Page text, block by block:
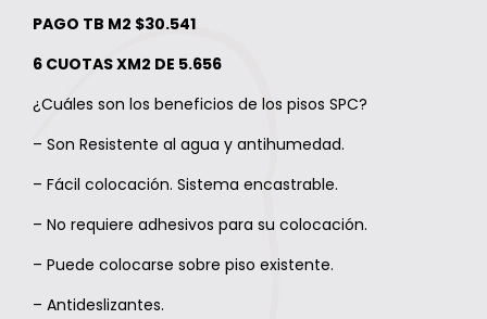
PAGO TB M2 $30.541
6 CUOTAS XM2 DE 5.656
¿Cuáles son los beneficios de los pisos SPC?
– Son Resistente al agua y antihumedad.
– Fácil colocación. Sistema encastrable.
– No requiere adhesivos para su colocación.
– Puede colocarse sobre piso existente.
– Antideslizantes.